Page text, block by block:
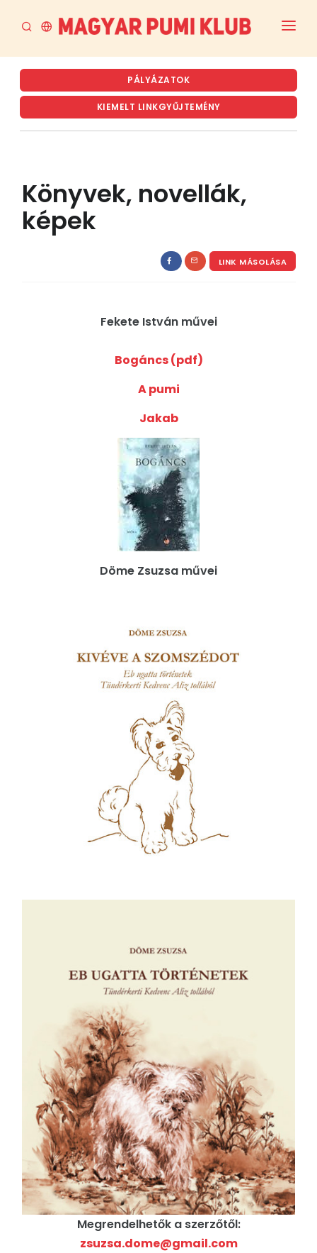
FŐOLDAL
AKTUÁLIS
RENDEZVÉNYTERVEZET ÉS ARCHÍVUM
TENYÉSZTÉS
PÁLYÁZATOK
KIEMELT LINKGYŰJTEMÉNY
Könyvek, novellák,
képek
LINK MÁSOLÁSA
Fekete István művei
Bogáncs (pdf)
A pumi
Jakab
Döme Zsuzsa művei
Megrendelhetők a szerzőtől:
zsuzsa.dome@gmail.com